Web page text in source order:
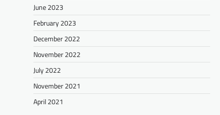
June 2023
February 2023
December 2022
November 2022
July 2022
November 2021
April 2021